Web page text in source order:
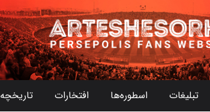
تبلیغات اسطوره‌ها افتخارات تاریخچه